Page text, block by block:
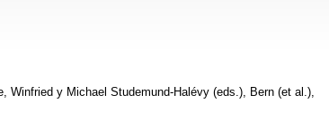
y Michael Studemund-Halévy (eds.), Bern (et al.),